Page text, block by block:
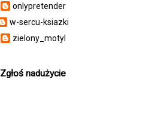
onlypretender
w-sercu-ksiazki
zielony_motyl
Zgłoś nadużycie